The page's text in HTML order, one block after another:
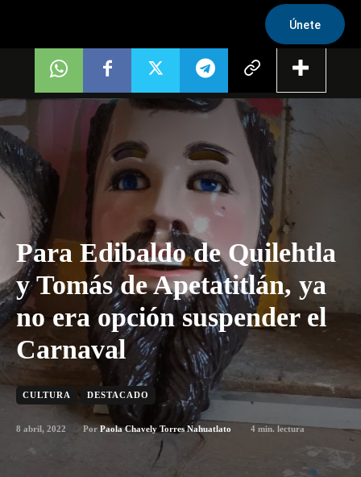
Únete
Para Edibaldo de Quilehtla
y Tomás de Apetatitlán, ya
no era opción suspender el
Carnaval
CULTURA DESTACADO
8 abril, 2022 Por Paola Chavely Torres Nahuatlato 4 min. lectura